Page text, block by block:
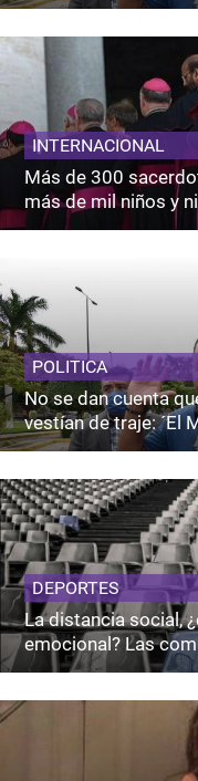
INTERNACIONAL
Más de 300
más de mil niños y
POLITICA
No se dan cuenta
vestían de traje: ´El
DEPORTES
La distancia social,
emocional? Las